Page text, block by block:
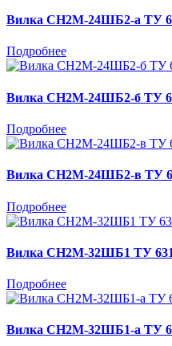
Вилка СН2М-24ШБ2-а ТУ
Подробнее
Вилка СН2М-24ШБ2-б ТУ
Подробнее
Вилка СН2М-24ШБ2-в ТУ
Подробнее
Вилка СН2М-32ШБ1 ТУ
Подробнее
Вилка СН2М-32ШБ1-а ТУ